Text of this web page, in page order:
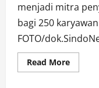
menjadi mitra
bagi 250
FOTO/
Read MoreRead
more